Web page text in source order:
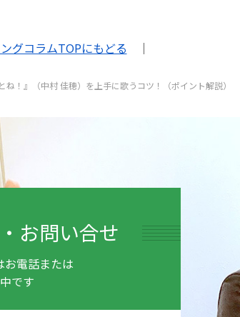
グコラムTOPにもどる ｜
！』（中村 佳穂）を上手に歌うコツ！（ポイント解説）
お問い合せ
お電話または
です